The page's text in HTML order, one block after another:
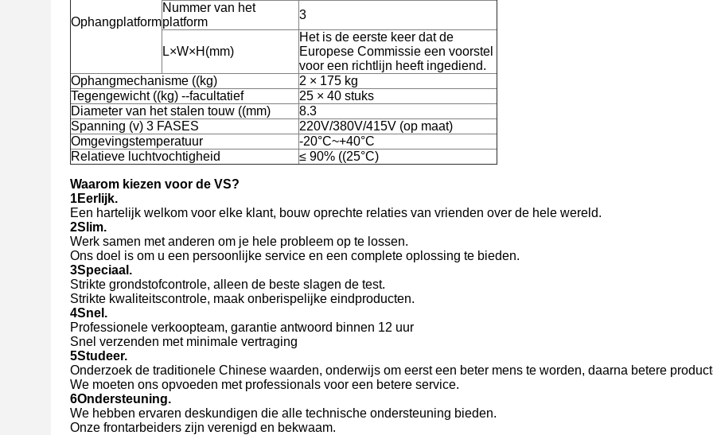
Ophangplatform
Nummer van het
platform
3
L×W×H(mm)
Het is de eerste keer dat de
Europese Commissie een voorstel
voor een richtlijn heeft ingediend.
Ophangmechanisme ((kg)
2 × 175 kg
Tegengewicht ((kg) --facultatief
25 × 40 stuks
Diameter van het stalen touw ((mm)
8.3
Spanning (v) 3 FASES
220V/380V/415V (op maat)
Omgevingstemperatuur
-20°C~+40°C
Relatieve luchtvochtigheid
≤ 90% ((25°C)
Waarom kiezen voor de VS?
1Eerlijk.
Een hartelijk welkom voor elke klant, bouw oprechte relaties van vrienden over de hele wereld.
2Slim.
Werk samen met anderen om je hele probleem op te lossen.
Ons doel is om u een persoonlijke service en een complete oplossing te bieden.
3Speciaal.
Strikte grondstofcontrole, alleen de beste slagen de test.
Strikte kwaliteitscontrole, maak onberispelijke eindproducten.
4Snel.
Professionele verkoopteam, garantie antwoord binnen 12 uur
Snel verzenden met minimale vertraging
5Studeer.
Onderzoek de traditionele Chinese waarden, onderwijs om eerst een beter mens te worden, daarna betere
We moeten ons opvoeden met professionals voor een betere service.
6Ondersteuning.
We hebben ervaren deskundigen die alle technische ondersteuning bieden.
Onze frontarbeiders zijn verenigd en bekwaam.